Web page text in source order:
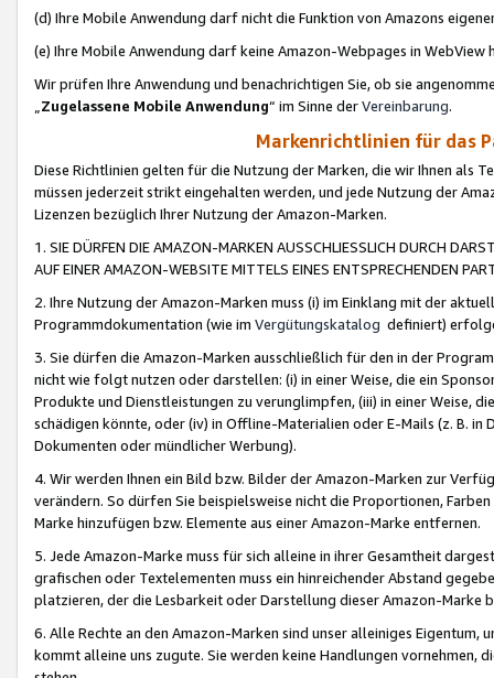
(d) Ihre Mobile Anwendung darf nicht die Funktion von Amazons
(e) Ihre Mobile Anwendung darf keine Amazon-Webpages in WebView
Wir prüfen Ihre Anwendung und benachrichtigen Sie, ob sie
„Zugelassene Mobile Anwendung“ im Sinne derVereinbarung.
Markenrichtlinien für das
Diese Richtlinien gelten für die Nutzung der Marken, die wir Ihnen als
müssen jederzeit strikt eingehalten werden, und jede Nutzung der
Lizenzen bezüglich Ihrer Nutzung der Amazon-Marken.
1. SIE DÜRFEN DIE AMAZON-MARKEN AUSSCHLIESSLICH DURCH
AUF EINER AMAZON-WEBSITE MITTELS EINES ENTSPRECHENDEN
2. Ihre Nutzung der Amazon-Marken muss (i) im Einklang mit der
Programmdokumentation (wie im Vergütungskatalog definiert)
3. Sie dürfen die Amazon-Marken ausschließlich für den in der
nicht wie folgt nutzen oder darstellen: (i) in einer Weise, die ein
Produkte und Dienstleistungen zu verunglimpfen, (iii) in einer Weise,
schädigen könnte, oder (iv) in Offline-Materialien oder E-Mails (z. B. in
Dokumenten oder mündlicher Werbung).
4. Wir werden Ihnen ein Bild bzw. Bilder der Amazon-Marken zur
verändern. So dürfen Sie beispielsweise nicht die Proportionen,
Marke hinzufügen bzw. Elemente aus einer Amazon-Marke entfernen.
5. Jede Amazon-Marke muss für sich alleine in ihrer Gesamtheit
grafischen oder Textelementen muss ein hinreichender Abstand
platzieren, der die Lesbarkeit oder Darstellung dieser Amazon-Marke
6. Alle Rechte an den Amazon-Marken sind unser alleiniges
kommt alleine uns zugute. Sie werden keine Handlungen vornehmen,